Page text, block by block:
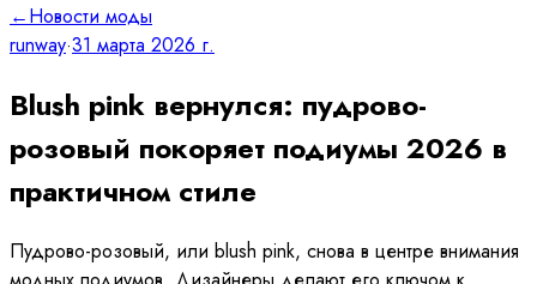
←Новости моды
runway·31 марта 2026 г.
Blush pink вернулся: пудрово-
розовый покоряет подиумы 2026 в
практичном стиле
Пудрово-розовый, или blush pink, снова в центре внимания